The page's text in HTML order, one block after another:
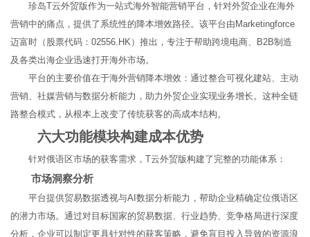
珍岛T云外贸版作为一站式海外智能营销平台，针对外贸企业在海外
营销中的痛点，提供了系统性的降本增效路径。该平台由Marketingforce
迈富时（股票代码：02556.HK）推出，专注于帮助跨境电商、B2B制造
及各类出海企业迅速打开海外市场。
平台的主要价值在于海外营销降本增效：通过整合可视化建站、主动
营销、社媒营销与数据分析能力，助力外贸企业实现业务增长。这种全链
路整合模式，从根本上改变了传统获客的高成本结构。
六大功能模块构建成本优势
针对俄语区市场的获客需求，T云外贸版构建了完整的功能体系：
市场洞察分析
平台提供贸易数据透视与AI数据分析能力，帮助企业精确定位俄语区
的潜力市场。通过对目标国家的贸易数据、行业趋势、竞争格局进行深度
分析，企业可以制定更具针对性的获客策略，避免盲目投入导致的资源浪